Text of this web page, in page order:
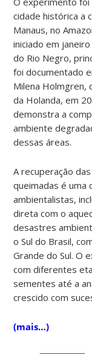
cidade histórica a
Manaus, no
iniciado em
do Rio Negro,
foi documentado
Milena Holmgren,
da Holanda, em
demonstra a
ambiente
dessas áreas.
A recuperação
queimadas é uma
ambientalistas,
direta com o
desastres
o Sul do Brasil,
Grande do Sul. O
com diferentes
sementes até a
crescido com
(mais…)